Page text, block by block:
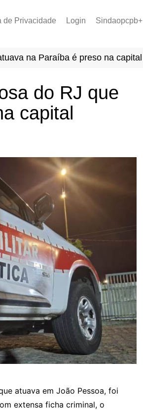
de Privacidade Login Sindaopcpb+
na Paraíba é preso na capital
do RJ que
capital
atuava em João Pessoa, foi
extensa ficha criminal, o